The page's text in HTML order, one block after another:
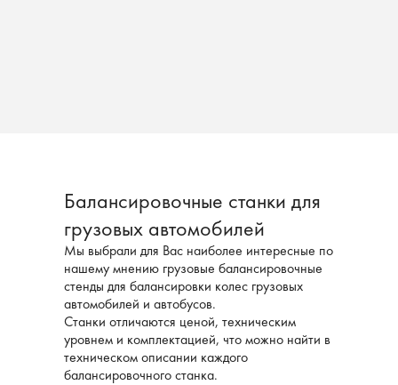
Балансировочные станки для
грузовых автомобилей
Мы выбрали для Вас наиболее интересные по
нашему мнению грузовые балансировочные
стенды для балансировки колес грузовых
автомобилей и автобусов.
Станки отличаются ценой, техническим
уровнем и комплектацией, что можно найти в
техническом описании каждого
балансировочного станка.